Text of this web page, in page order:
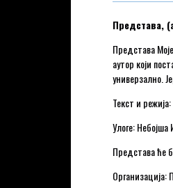
Представа,
Представа
аутор који
универзално.
Текст и
Улоге:
Представа ће
Организација: